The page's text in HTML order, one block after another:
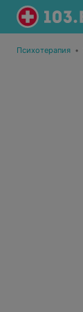
Психотерапия •